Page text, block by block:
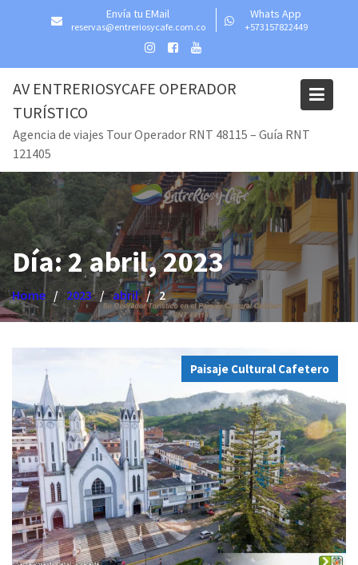
Envía tu EMail
reservas@entreriosycafe.com.co
Whats App
+573157822449
AV ENTRERIOSYCAFE OPERADOR
TURÍSTICO
Agencia de viajes Tour Operador RNT 48115 – Guía RNT
121405
Día:2 abril, 2023
Home 2023 abril 2
Paisaje Cultural Cafetero